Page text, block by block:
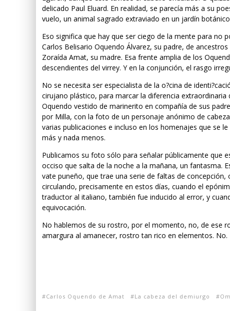
delicado Paul Eluard. En realidad, se parecía más a su
vuelo, un animal sagrado extraviado en un jardín
Eso significa que hay que ser ciego de la mente para no
Carlos Belisario Oquendo Álvarez, su padre, de
Zoraída Amat, su madre. Esa frente amplia de los
descendientes del virrey. Y en la conjunción, el rasgo
No se necesita ser especialista de la o?cina de
cirujano plástico, para marcar la diferencia
Oquendo vestido de marinerito en compañía de sus
por Milla, con la foto de un personaje anónimo de
varias publicaciones e incluso en los homenajes que se
más y nada menos.
Publicamos su foto sólo para señalar públicamente que
occiso que salta de la noche a la mañana, un fantasma.
vate puneño, que trae una serie de faltas de
circulando, precisamente en estos días, cuando el
traductor al italiano, también fue inducido al error, y
equivocación.
No hablemos de su rostro, por el momento, no, de ese
amargura al amanecer, rostro tan rico en elementos.
Carlos Oquendo de Amat La cabeza del demiurgo